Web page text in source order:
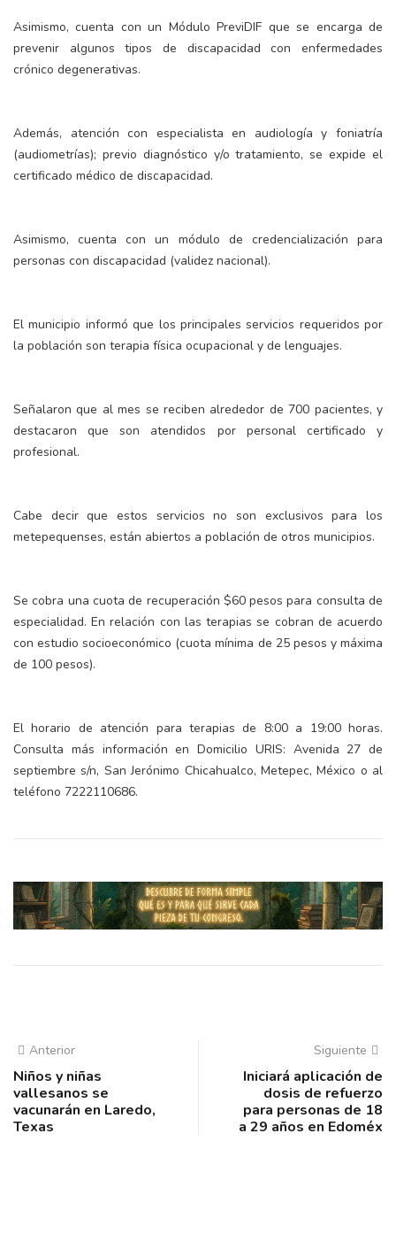
Asimismo, cuenta con un Módulo PreviDIF que se encarga de
prevenir algunos tipos de discapacidad con enfermedades
crónico degenerativas.
Además, atención con especialista en audiología y foniatría
(audiometrías); previo diagnóstico y/o tratamiento, se expide el
certificado médico de discapacidad.
Asimismo, cuenta con un módulo de credencialización para
personas con discapacidad (validez nacional).
El municipio informó que los principales servicios requeridos por
la población son terapia física ocupacional y de lenguajes.
Señalaron que al mes se reciben alrededor de 700 pacientes, y
destacaron que son atendidos por personal certificado y
profesional.
Cabe decir que estos servicios no son exclusivos para los
metepequenses, están abiertos a población de otros municipios.
Se cobra una cuota de recuperación $60 pesos para consulta de
especialidad. En relación con las terapias se cobran de acuerdo
con estudio socioeconómico (cuota mínima de 25 pesos y máxima
de 100 pesos).
El horario de atención para terapias de 8:00 a 19:00 horas.
Consulta más información en Domicilio URIS: Avenida 27 de
septiembre s/n, San Jerónimo Chicahualco, Metepec, México o al
teléfono 7222110686.
Anterior
Niños y niñas
vallesanos se
vacunarán en Laredo,
Texas
Siguiente
Iniciará aplicación de
dosis de refuerzo
para personas de 18
a 29 años en Edoméx